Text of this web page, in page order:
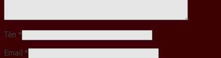
Tên *
Email *